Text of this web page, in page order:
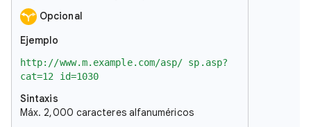
Opcional
Ejemplo
http://www.m.example.com/asp/ sp.asp?
cat=12 id=1030
Sintaxis
Máx. 2,000 caracteres alfanuméricos